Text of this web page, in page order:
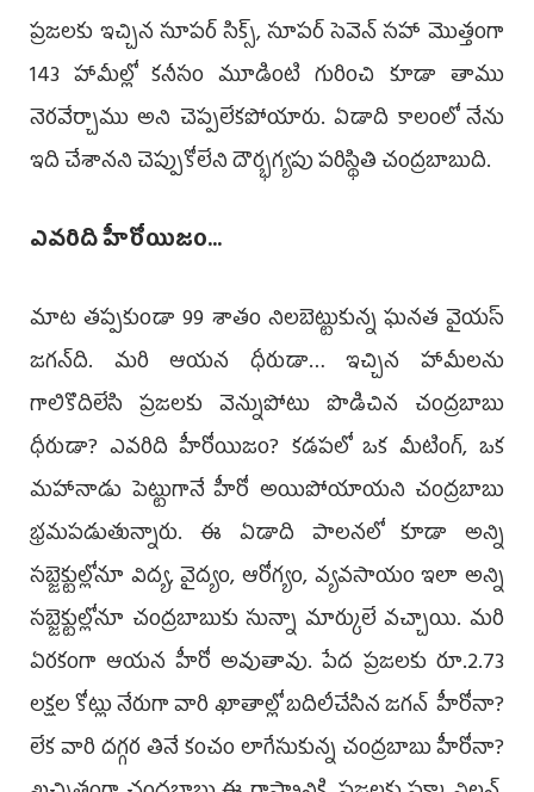
ప్రజలకు ఇచ్చిన సూపర్ సిక్స్, సూపర్ సెవెన్ సహా మొత్తంగా
143 హామీల్లో కనీసం మూడింటి గురించి కూడా తాము
నెరవేర్చాము అని చెప్పలేకపోయారు. ఏడాది కాలంలో నేను
ఇది చేశానని చెప్పుకోలేని దౌర్భగ్యపు పరిస్థితి చంద్రబాబుది.
ఎవరిది హీరోయిజం...
మాట తప్పకుండా 99 శాతం నిలబెట్టుకున్న ఘనత వైయస్
జగన్‌ది. మరి ఆయన ధీరుడా… ఇచ్చిన హామీలను
గాలికొదిలేసి ప్రజలకు వెన్నుపోటు పొడిచిన చంద్రబాబు
ధీరుడా? ఎవరిది హీరోయిజం? కడపలో ఒక మీటింగ్, ఒక
మహానాడు పెట్టుగానే హీరో అయిపోయాయని చంద్రబాబు
భ్రమపడుతున్నారు. ఈ ఏడాది పాలనలో కూడా అన్ని
సబ్జెక్టుల్లోనూ విద్య, వైద్యం, ఆరోగ్యం, వ్యవసాయం ఇలా అన్ని
సబ్జెక్టుల్లోనూ చంద్రబాబుకు సున్నా మార్కులే వచ్చాయి. మరి
ఏరకంగా ఆయన హీరో అవుతావు. పేద ప్రజలకు రూ.2.73
లక్షల కోట్లు నేరుగా వారి ఖాతాల్లో బదిలీచేసిన జగన్ హీరోనా?
లేక వారి దగ్గర తినే కంచం లాగేసుకున్న చంద్రబాబు హీరోనా?